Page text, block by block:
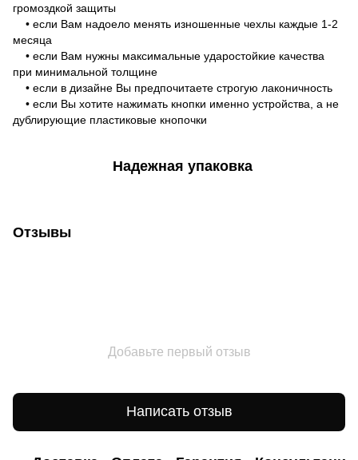
громоздкой защиты
• если Вам надоело менять изношенные чехлы каждые 1-2
месяца
• если Вам нужны максимальные ударостойкие качества
при минимальной толщине
• если в дизайне Вы предпочитаете строгую лаконичность
• если Вы хотите нажимать кнопки именно устройства, а не
дублирующие пластиковые кнопочки
Надежная упаковка
Отзывы
Добавьте первый отзыв
Написать отзыв